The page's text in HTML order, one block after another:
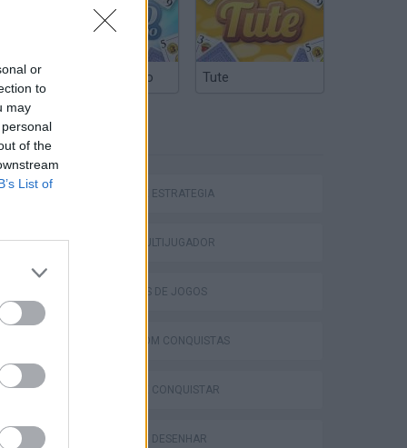
or
to
may
of the
List of
Truco Argentino Tute
JOGOS DE ESTRATÉGIA
JOGOS MULTIJUGADOR
COLEÇÕES DE JOGOS
JOGOS COM CONQUISTAS
JOGOS DE CONQUISTAR
JOGOS DE DESENHAR